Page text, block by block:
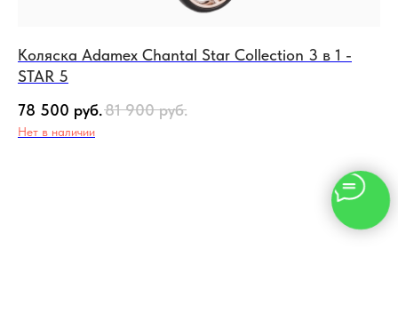
Коляска Adamex Chantal Star Collection 3 в 1 -
STAR 5
78 500 руб.81 900 руб.
Нет в наличии